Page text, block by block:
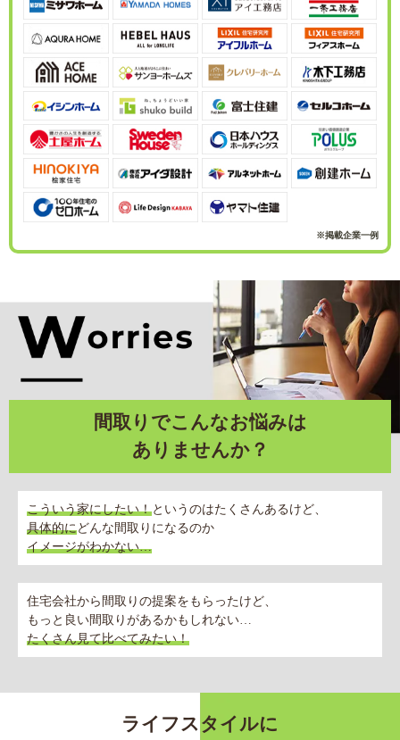
※掲載企業一例
間取りでこんなお悩みは
ありませんか？
こういう家にしたい！というのはたくさんあるけど、
具体的にどんな間取りになるのか
イメージがわかない…
住宅会社から間取りの提案をもらったけど、
もっと良い間取りがあるかもしれない…
たくさん見て比べてみたい！
ライフスタイルに